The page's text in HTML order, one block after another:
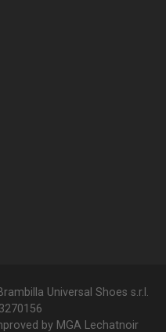
Universal Shoes s.r.l.
by MGA Lechatnoir